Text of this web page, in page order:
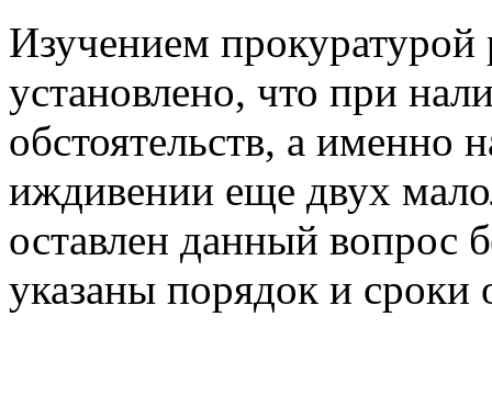
Изучением прокуратурой
установлено, что при
обстоятельств, а именно
иждивении еще двух
оставлен данный вопрос
указаны порядок и